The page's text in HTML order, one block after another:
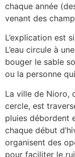
chaque année
venant des
L’explication est
L’eau circule à
bouger le sable
ou la personne
La ville de Nioro,
cercle, est
pluies débordent
chaque début
organisent des
pour faciliter le